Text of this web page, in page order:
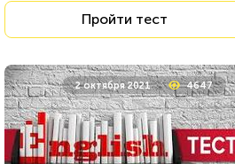
Пройти тест
2 октября 2021 4647